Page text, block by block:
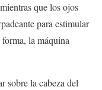
que los ojos
para estimular
forma, la máquina
sobre la cabeza del